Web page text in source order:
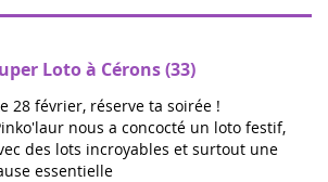
Loto à Cérons (33)
28 février, réserve ta soirée !
nous a concocté un loto festif,
des lots incroyables et surtout une
essentielle